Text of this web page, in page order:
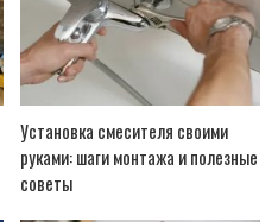
Установка смесителя своими
руками: шаги монтажа и полезные
советы